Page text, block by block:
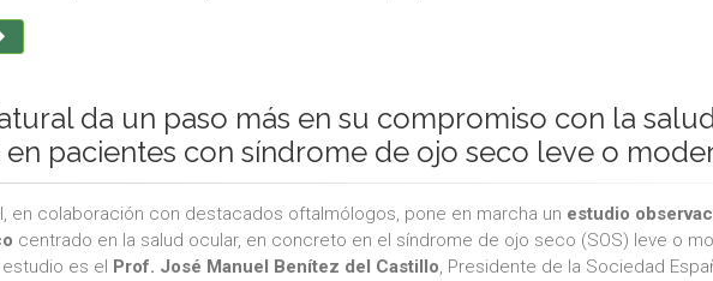
da un paso más en su compromiso con la
en pacientes con síndrome de ojo seco leve o
en colaboración con destacados oftalmólogos, pone en marcha un estudio
centrado en la salud ocular, en concreto en el síndrome de ojo seco (SOS) leve o
es el Prof. José Manuel Benítez del Castillo, Presidente de la Sociedad